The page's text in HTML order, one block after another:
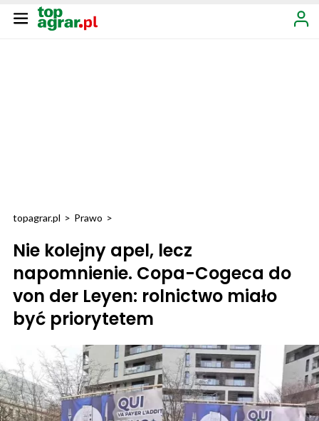
topagrar.pl > Prawo >
Nie kolejny apel, lecz
napomnienie. Copa-Cogeca do
von der Leyen: rolnictwo miało
być priorytetem